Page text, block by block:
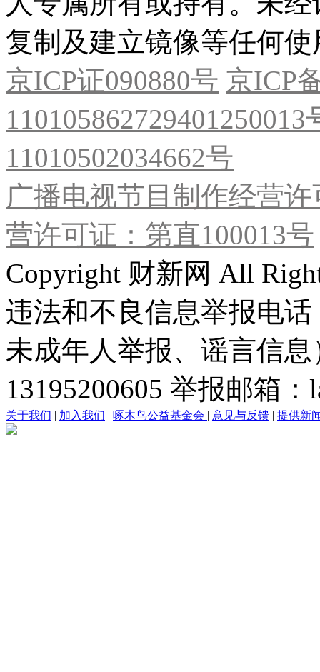
复制及建立镜像等任何使
京ICP证090880号 京ICP
11010502034662号
广播电视节目制作经营
营许可证：第直100013号
Copyright 财新网 All
违法和不良信息举报电
未成年人举报、谣言信
13195200605 举报邮箱
关于我们 | 加入我们 | 啄木鸟公益基金会 | 意见与反馈 | 提供新